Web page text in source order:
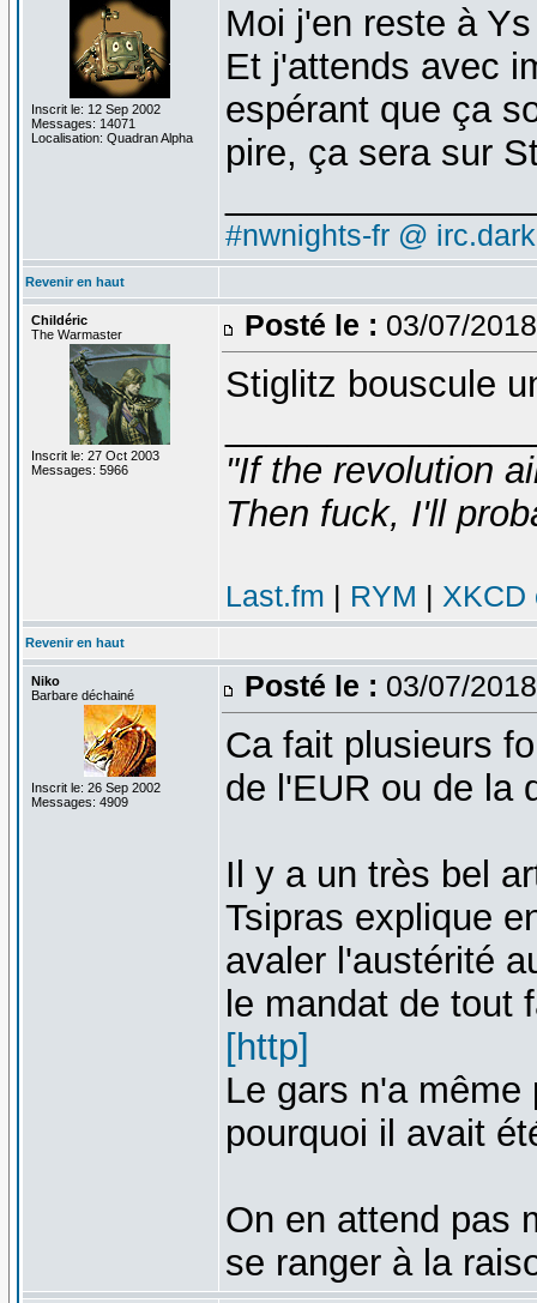
Inscrit le: 12 Sep 2002
Messages: 14071
Localisation: Quadran Alpha
Moi j'en reste à
Et j'attends avec
espérant que ça
pire, ça sera sur
#nwnights-fr @
Revenir en haut
Childéric
The Warmaster
Inscrit le: 27 Oct 2003
Messages: 5966
Posté le : 03/07/
Stiglitz bouscule
"If the revolution
Then fuck, I'll
Last.fm | RYM | XKCD
Revenir en haut
Niko
Barbare déchainé
Inscrit le: 26 Sep 2002
Messages: 4909
Posté le : 03/07/
Ca fait plusieurs
de l'EUR ou de la
Il y a un très bel
Tsipras explique
avaler l'austérité
le mandat de tout
[http]
Le gars n'a
pourquoi il avait
On en attend pas
se ranger à la